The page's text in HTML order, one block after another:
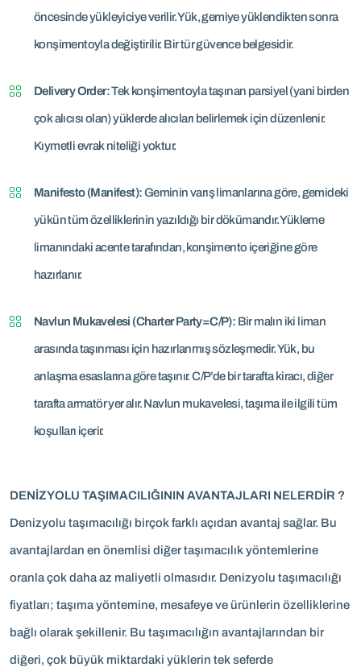
öncesinde yükleyiciye verilir. Yük, gemiye yüklendikten sonra
konşimentoyla değiştirilir. Bir tür güvence belgesidir.
Delivery Order:Tek konşimentoyla taşınan parsiyel (yani birden
çok alıcısı olan) yüklerde alıcıları belirlemek için düzenlenir.
Kıymetli evrak niteliği yoktur.
Manifesto (Manifest):Geminin varış limanlarına göre, gemideki
yükün tüm özelliklerinin yazıldığı bir dökümandır. Yükleme
limanındaki acente tarafından, konşimento içeriğine göre
hazırlanır.
Navlun Mukavelesi (Charter Party=C/P): Bir malın iki liman
arasında taşınması için hazırlanmış sözleşmedir. Yük, bu
anlaşma esaslarına göre taşınır. C/P’de bir tarafta kiracı, diğer
tarafta armatör yer alır. Navlun mukavelesi, taşıma ile ilgili tüm
koşulları içerir.
DENİZYOLU TAŞIMACILIĞININ AVANTAJLARI NELERDİR ?
Denizyolu taşımacılığı birçok farklı açıdan avantaj sağlar. Bu
avantajlardan en önemlisi diğer taşımacılık yöntemlerine
oranla çok daha az maliyetli olmasıdır. Denizyolu taşımacılığı
fiyatları; taşıma yöntemine, mesafeye ve ürünlerin özelliklerine
bağlı olarak şekillenir. Bu taşımacılığın avantajlarından bir
diğeri, çok büyük miktardaki yüklerin tek seferde